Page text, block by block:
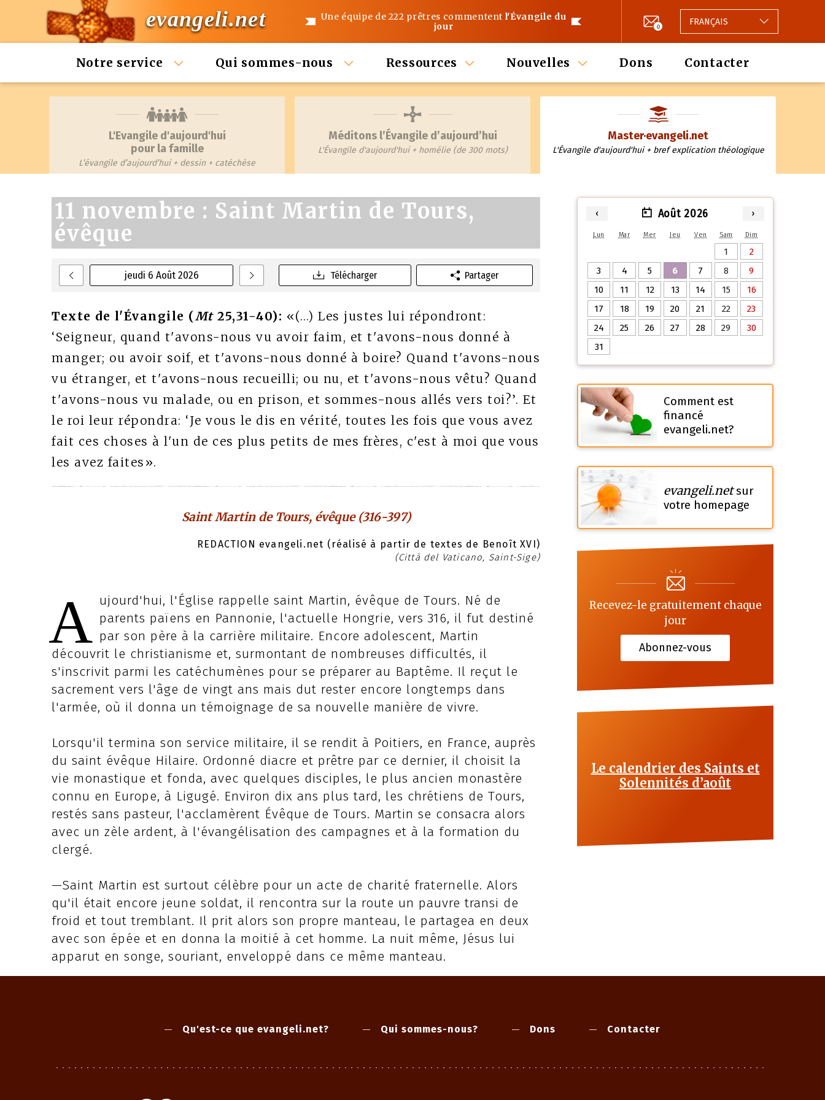
evangeli.net Une équipe de 222 prêtres commentent l'Évangile du
jour
0 FRANÇAIS
Notre service Qui sommes-nous Ressources Nouvelles Dons Contacter
L'Evangile d'aujourd'hui
pour la famille
L’évangile d’aujourd’hui + dessin + catéchèse
Méditons l’Évangile d’aujourd’hui
L'Évangile d'aujourd'hui + homélie (de 300 mots)
Master·evangeli.net
L'Évangile d'aujourd'hui + bref explication théologique
jeudi 6 Août 2026
11 novembre : Saint Martin de Tours,
évêque
Télécharger Partager
Texte de l'Évangile (Mt25,31-40): «(…) Les justes lui répondront:
‘Seigneur, quand t'avons-nous vu avoir faim, et t'avons-nous donné à
manger; ou avoir soif, et t'avons-nous donné à boire? Quand t'avons-nous
vu étranger, et t'avons-nous recueilli; ou nu, et t'avons-nous vêtu? Quand
t'avons-nous vu malade, ou en prison, et sommes-nous allés vers toi?’. Et
le roi leur répondra: ‘Je vous le dis en vérité, toutes les fois que vous avez
fait ces choses à l'un de ces plus petits de mes frères, c'est à moi que vous
les avez faites».
Saint Martin de Tours, évêque (316-397)
REDACTION evangeli.net (réalisé à partir de textes de Benoît XVI)
(Città del Vaticano, Saint-Sige)
A ujourd'hui, l'Église rappelle saint Martin, évêque de Tours. Né de
parents païens en Pannonie, l'actuelle Hongrie, vers 316, il fut destiné
par son père à la carrière militaire. Encore adolescent, Martin
découvrit le christianisme et, surmontant de nombreuses difficultés, il
s'inscrivit parmi les catéchumènes pour se préparer au Baptême. Il reçut le
sacrement vers l'âge de vingt ans mais dut rester encore longtemps dans
l'armée, où il donna un témoignage de sa nouvelle manière de vivre.
Lorsqu'il termina son service militaire, il se rendit à Poitiers, en France, auprès
du saint évêque Hilaire. Ordonné diacre et prêtre par ce dernier, il choisit la
vie monastique et fonda, avec quelques disciples, le plus ancien monastère
connu en Europe, à Ligugé. Environ dix ans plus tard, les chrétiens de Tours,
restés sans pasteur, l'acclamèrent Évêque de Tours. Martin se consacra alors
avec un zèle ardent, à l'évangélisation des campagnes et à la formation du
clergé.
—Saint Martin est surtout célèbre pour un acte de charité fraternelle. Alors
qu'il était encore jeune soldat, il rencontra sur la route un pauvre transi de
froid et tout tremblant. Il prit alors son propre manteau, le partagea en deux
avec son épée et en donna la moitié à cet homme. La nuit même, Jésus lui
apparut en songe, souriant, enveloppé dans ce même manteau.
‹ Août 2026 ›
Lun Mar Mer Jeu Ven Sam Dim
1
2
3
4 5 6 7 8
9
10
11 12 13 14 15
16
17
18 19 20 21 22
23
24
25 26 27 28 29
30
31
Comment est
financé
evangeli.net?
evangeli.netsur
votre homepage
Recevez-le gratuitement chaque
jour
Abonnez-vous
Le calendrier des Saints et
Solennités d’août
Qu'est-ce que evangeli.net? Qui sommes-nous? Dons Contacter